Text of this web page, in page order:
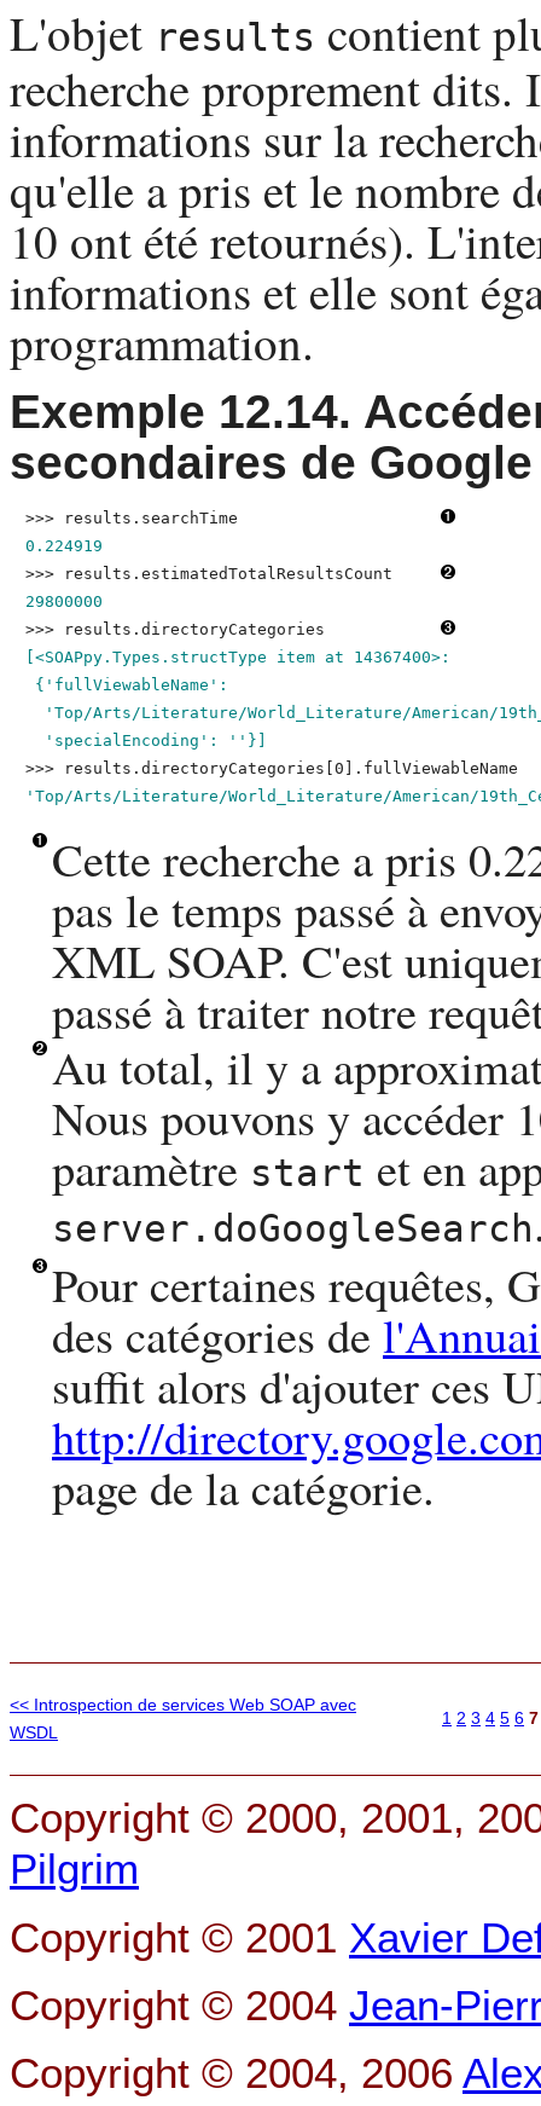
L'objet results contient
recherche proprement dits.
informations sur la
qu'elle a pris et le nombre
10 ont été retournés).
informations et elle sont
programmation.
Exemple 12.14.
secondaires de Google
>>>
results.searchTime
0.224919
>>>
results.estimatedTotalResultsCount
29800000
>>>
results.directoryCategories
[<SOAPpy.Types.structType item at 14367400>:
{'fullViewableName':
'Top/Arts/Literature/World_Literature/American/
  'specialEncoding': ''}]
>>>
results.directoryCategories[0].fullViewableName
'Top/Arts/Literature/World_Literature/American/
Cette recherche a pris
pas le temps passé à
XML SOAP. C'est
passé à traiter notre
Au total, il y a
Nous pouvons y accéder
paramètre start et en
server.doGoogleSearch
Pour certaines requêtes,
des catégories de
suffit alors d'ajouter ces
http://
page de la catégorie.
<< Introspection de services Web SOAP avec
WSDL
1 2 3 4 5 6 7
Copyright © 2000, 2001,
Pilgrim
Copyright © 2001 Xavier
Copyright © 2004 Jean-
Copyright © 2004, 2006